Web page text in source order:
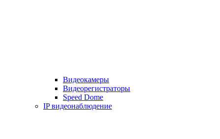
Видеокамеры
Видеорегистраторы
Speed Dome
IP видеонаблюдение